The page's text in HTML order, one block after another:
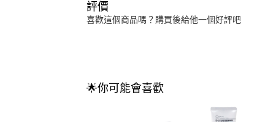
評價
喜歡這個商品嗎？購買後給他一個好評吧
🌟你可能會喜歡